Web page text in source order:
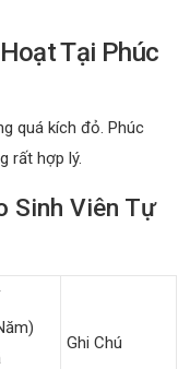
Tại Phúc
quá kích đỏ. Phúc
rất hợp lý.
Sinh Viên Tự
Ghi Chú